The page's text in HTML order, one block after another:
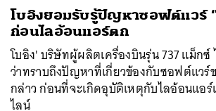
โบอิงยอมรับรู้ปัญหาซอฟต์แวร์
ก่อนไลอ้อนแอร์ตก
โบอิง' บริษัทผู้ผลิตเครื่องบินรุ่น 737 แม็ก
ว่าทราบถึงปัญหาที่เกี่ยวข้องกับซอฟต์แวร์
กล่าว ก่อนที่จะเกิดอุบัติเหตุกับไลอ้อนแอร์
ไลน์